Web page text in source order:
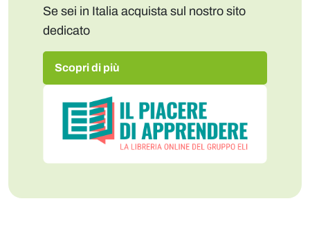
Se sei in Italia acquista sul nostro sito
dedicato
Scopri di più